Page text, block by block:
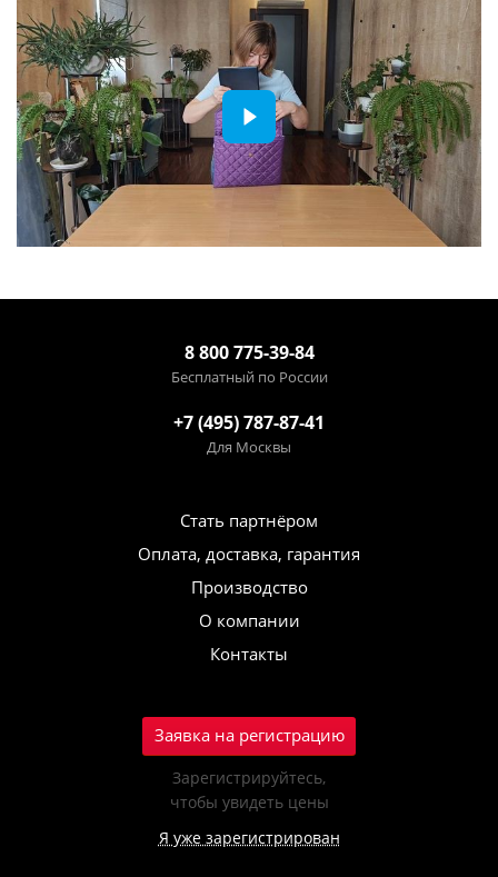
8 800 775-39-84
Бесплатный по России
+7 (495) 787-87-41
Для Москвы
Стать партнёром
Оплата, доставка, гарантия
Производство
О компании
Контакты
Заявка на регистрацию
Зарегистрируйтесь,
чтобы увидеть цены
Я уже зарегистрирован